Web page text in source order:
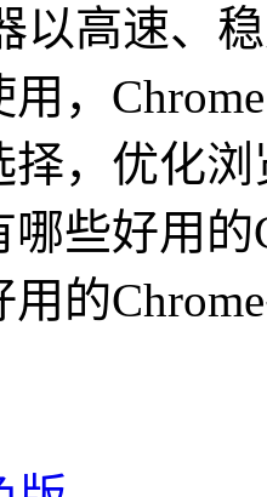
以高速、
，
择，优化
些好用
的